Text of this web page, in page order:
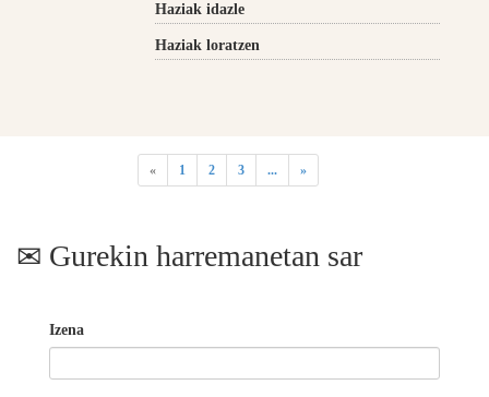
Haziak idazle
Haziak loratzen
« 1 2 3 ... »
Gurekin harremanetan sar
Izena